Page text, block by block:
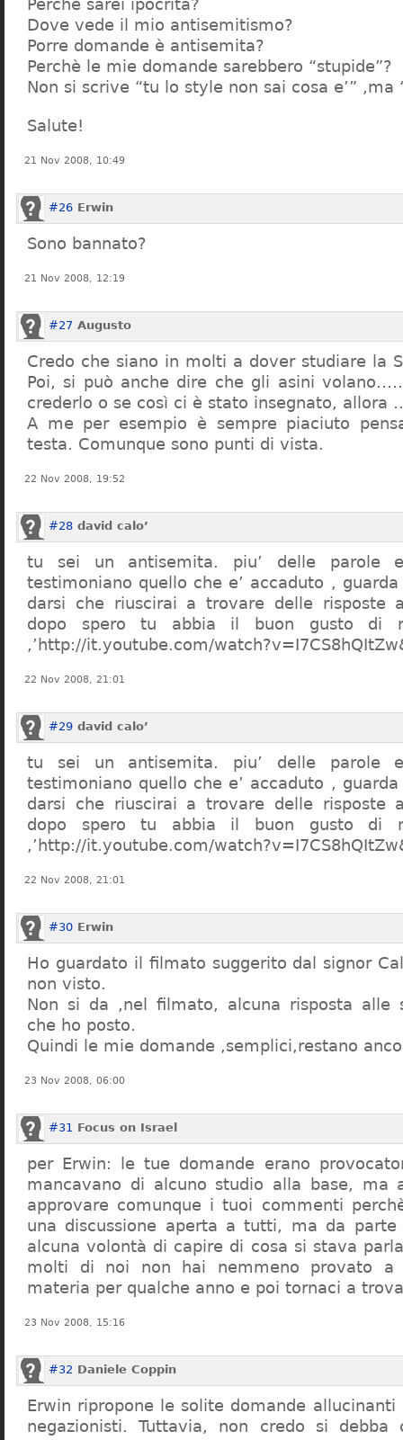
Perchè sarei ipocrita?
Dove vede il mio antisemitismo?
Porre domande è antisemita?
Perchè le mie domande sarebbero “stupide”?
Non si scrive “tu lo style non sai cosa e’” ,ma
Salute!
21 Nov 2008, 10:49
#26 Erwin
Sono bannato?
21 Nov 2008, 12:19
#27 Augusto
Credo che siano in molti a dover studiare la
Poi, si può anche dire che gli asini
crederlo o se così ci è stato insegnato,
A me per esempio è sempre piaciuto
testa. Comunque sono punti di vista.
22 Nov 2008, 19:52
#28 david calo’
tu sei un antisemita. piu’ delle parole
testimoniano quello che e’ accaduto , guarda
darsi che riuscirai a trovare delle risposte
dopo spero tu abbia il buon gusto di
,’http://it.youtube.com/
22 Nov 2008, 21:01
#29 david calo’
tu sei un antisemita. piu’ delle parole
testimoniano quello che e’ accaduto , guarda
darsi che riuscirai a trovare delle risposte
dopo spero tu abbia il buon gusto di
,’http://it.youtube.com/
22 Nov 2008, 21:01
#30 Erwin
Ho guardato il filmato suggerito dal signor
non visto.
Non si da ,nel filmato, alcuna risposta alle
che ho posto.
Quindi le mie domande ,semplici,restano
23 Nov 2008, 06:00
#31 Focus on Israel
per Erwin: le tue domande erano
mancavano di alcuno studio alla base, ma
approvare comunque i tuoi commenti
una discussione aperta a tutti, ma da parte
alcuna volontà di capire di cosa si stava
molti di noi non hai nemmeno provato a
materia per qualche anno e poi tornaci a
23 Nov 2008, 15:16
#32 Daniele Coppin
Erwin ripropone le solite domande
negazionisti. Tuttavia, non credo si debba